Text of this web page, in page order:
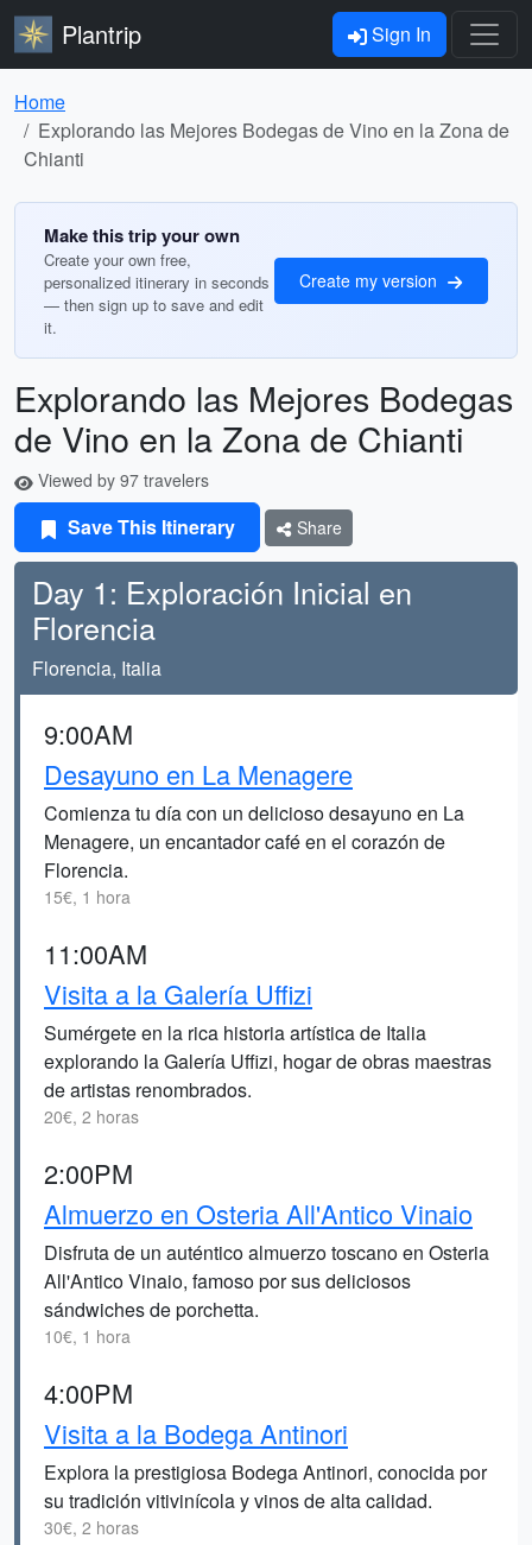
Plantrip Sign In
Home
Explorando las Mejores Bodegas de Vino en la Zona de
Chianti
Make this trip your own
Create your own free,
personalized itinerary in seconds
— then sign up to save and edit
it.
Create my version
Explorando las Mejores Bodegas
de Vino en la Zona de Chianti
Viewed by 97 travelers
Save This Itinerary Share
Day 1: Exploración Inicial en
Florencia
Florencia, Italia
9:00AM
Desayuno en La Menagere
Comienza tu día con un delicioso desayuno en La
Menagere, un encantador café en el corazón de
Florencia.
15€, 1 hora
11:00AM
Visita a la Galería Uffizi
Sumérgete en la rica historia artística de Italia
explorando la Galería Uffizi, hogar de obras maestras
de artistas renombrados.
20€, 2 horas
2:00PM
Almuerzo en Osteria All'Antico Vinaio
Disfruta de un auténtico almuerzo toscano en Osteria
All'Antico Vinaio, famoso por sus deliciosos
sándwiches de porchetta.
10€, 1 hora
4:00PM
Visita a la Bodega Antinori
Explora la prestigiosa Bodega Antinori, conocida por
su tradición vitivinícola y vinos de alta calidad.
30€, 2 horas